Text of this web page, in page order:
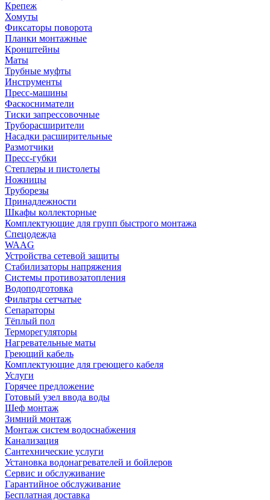
Крепеж
Хомуты
Фиксаторы поворота
Планки монтажные
Кронштейны
Маты
Трубные муфты
Инструменты
Пресс-машины
Фаскосниматели
Тиски запрессовочные
Труборасширители
Насадки расширительные
Размотчики
Пресс-губки
Степлеры и пистолеты
Ножницы
Труборезы
Принадлежности
Шкафы коллекторные
Комплектующие для групп быстрого монтажа
Спецодежда
WAAG
Устройства сетевой защиты
Стабилизаторы напряжения
Системы противозатопления
Водоподготовка
Фильтры сетчатые
Сепараторы
Тёплый пол
Терморегуляторы
Нагревательные маты
Греющий кабель
Комплектующие для греющего кабеля
Услуги
Горячее предложение
Готовый узел ввода воды
Шеф монтаж
Зимний монтаж
Монтаж систем водоснабжения
Канализация
Сантехнические услуги
Установка водонагревателей и бойлеров
Сервис и обслуживание
Гарантийное обслуживание
Бесплатная доставка